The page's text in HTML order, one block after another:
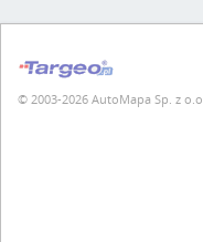
© 2003-2026 AutoMapa Sp. z o.o.